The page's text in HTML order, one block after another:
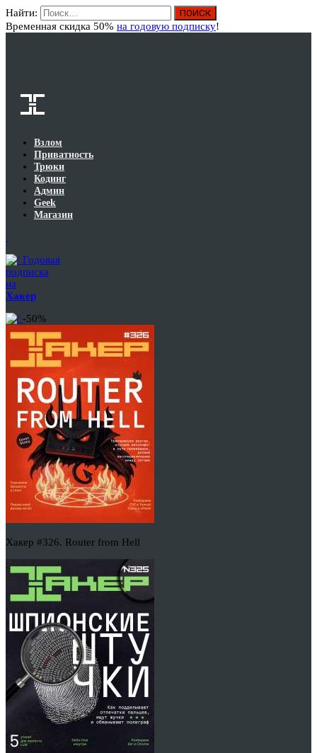
Найти:
Временная скидка 50% на годовую подписку!
Взлом
Приватность
Трюки
Кодинг
Админ
Geek
Магазин
Годовая
подписка
на
Хакер
-50%
Хакер #326. Router from Hell